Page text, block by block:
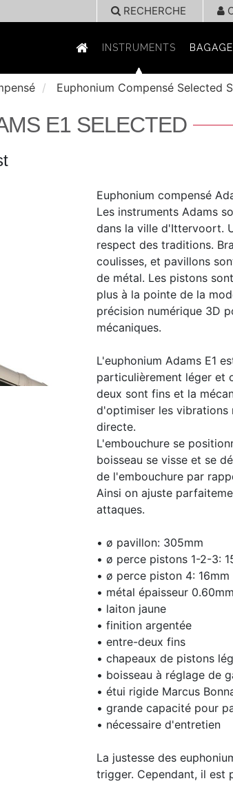
RECHERCHE
INSTRUMENTS
Euphonium Compensé Selected
E1 SELECTED
Euphonium compensé
Les instruments Adams
dans la ville d'Ittervoort.
respect des traditions.
coulisses, et pavillons
de métal. Les pistons
plus à la pointe de la
précision numérique 3D
mécaniques.
L'euphonium Adams E1
particulièrement léger et
deux sont fins et la
d'optimiser les vibrations
directe.
L'embouchure se
boisseau se visse et se
de l'embouchure par
Ainsi on ajuste
attaques.
• ø pavillon: 305mm
• ø perce pistons 1-2-3:
• ø perce piston 4: 16mm
• métal épaisseur 0.60mm
• laiton jaune
• finition argentée
• entre-deux fins
• chapeaux de pistons
• boisseau à réglage de
• étui rigide Marcus
• grande capacité pour
• nécessaire d'entretien
La justesse des
trigger. Cependant, il est